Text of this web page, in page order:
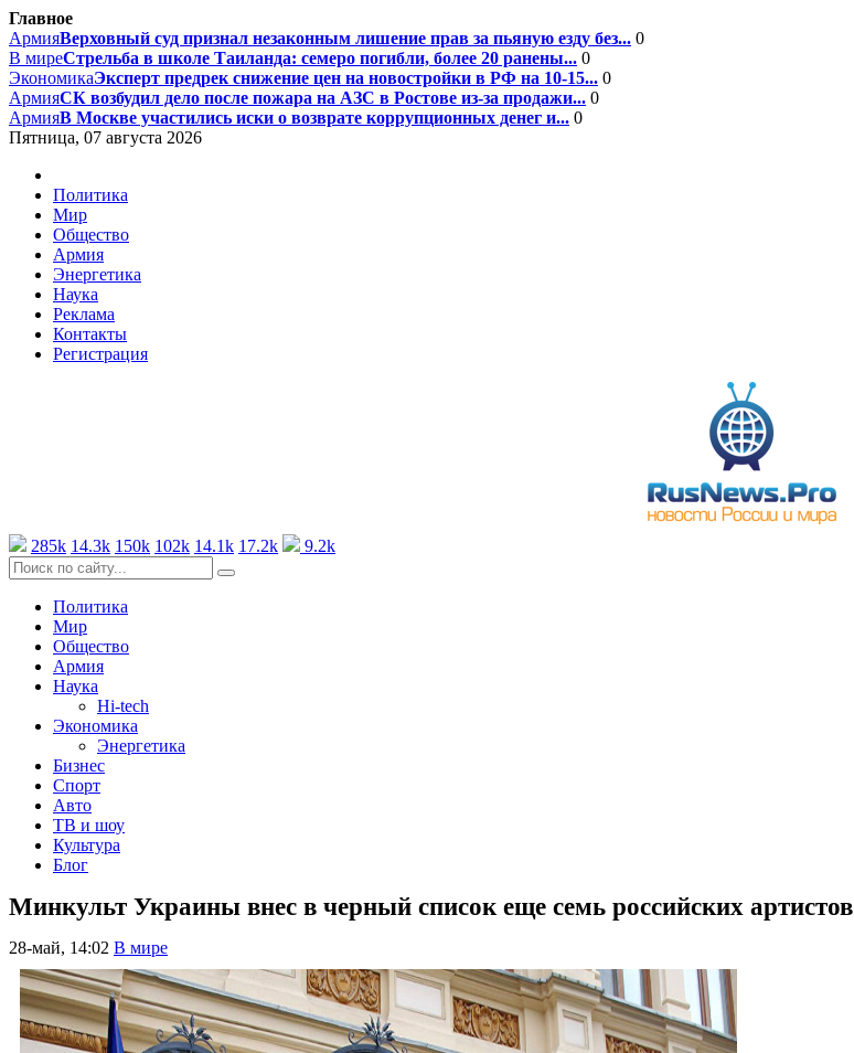
Главное
АрмияВерховный суд признал незаконным лишение прав за пьяную езду без... 0
В миреСтрельба в школе Таиланда: семеро погибли, более 20 ранены... 0
ЭкономикаЭксперт предрек снижение цен на новостройки в РФ на 10-15... 0
АрмияСК возбудил дело после пожара на АЗС в Ростове из-за продажи... 0
АрмияВ Москве участились иски о возврате коррупционных денег и... 0
Пятница, 07 августа 2026
Политика
Мир
Общество
Армия
Энергетика
Наука
Реклама
Контакты
Регистрация
285k 14.3k 150k 102k 14.1k 17.2k 9.2k
Политика
Мир
Общество
Армия
Наука
Hi-tech
Экономика
Энергетика
Бизнес
Спорт
Авто
ТВ и шоу
Культура
Блог
Минкульт Украины внес в черный список еще семь российских артистов
28-май, 14:02 В мире